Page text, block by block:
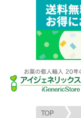
TOP